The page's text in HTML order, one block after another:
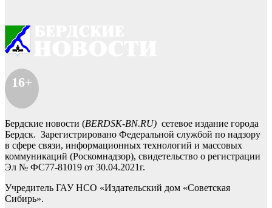
16+
Бердские новости (BERDSK-BN.RU) сетевое издание города
Бердск. Зарегистрировано Федеральной службой по надзору
в сфере связи, информационных технологий и массовых
коммуникаций (Роскомнадзор), свидетельство о регистрации
Эл № ФС77-81019 от 30.04.2021г.
Учредитель ГАУ НСО «Издательский дом «Советская
Сибирь».